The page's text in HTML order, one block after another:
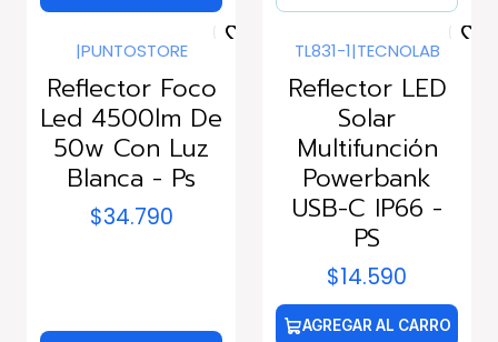
|PUNTOSTORE
Reflector Foco
Led 4500lm De
50w Con Luz
Blanca - Ps
$34.790
TL831-1|TECNOLAB
Reflector LED
Solar
Multifunción
Powerbank
USB-C IP66 -
PS
$14.590
AGREGAR AL CARRO